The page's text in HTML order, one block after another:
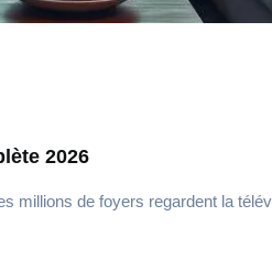
2026
millions de foyers regardent la